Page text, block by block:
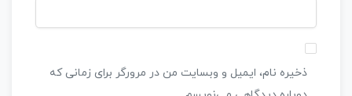
ذخیره نام، ایمیل و وبسایت من در مرورگر برای زمانی که